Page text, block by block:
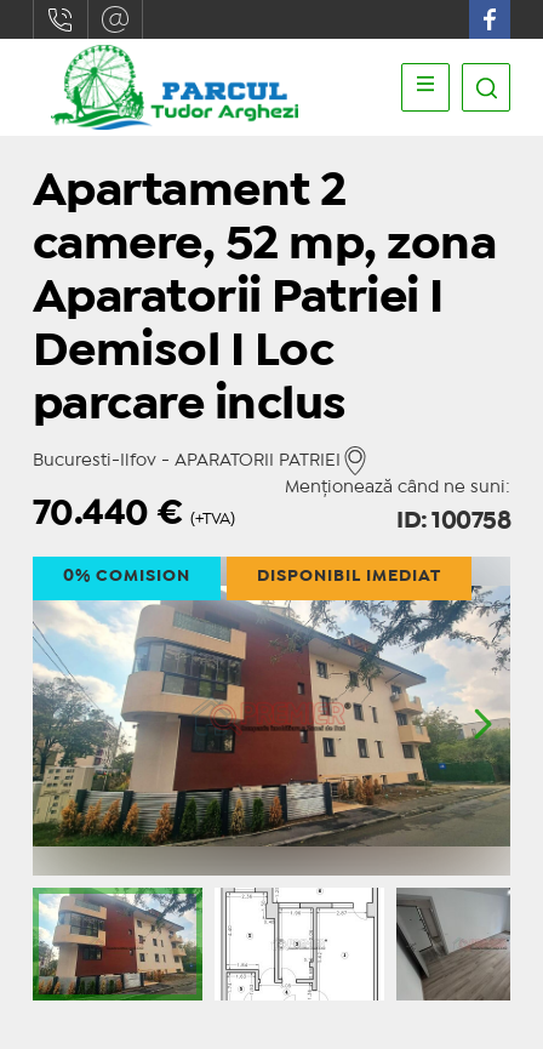
Apartament 2
camere, 52 mp, zona
Aparatorii Patriei I
Demisol I Loc
parcare inclus
Bucuresti-Ilfov - APARATORII PATRIEI
Menționează când ne suni:
70.440€ (+TVA) ID: 100758
0% COMISION DISPONIBIL IMEDIAT